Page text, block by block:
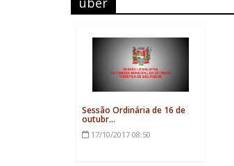
Sessão Ordinária de 16 de
outubr...
17/10/201708:50